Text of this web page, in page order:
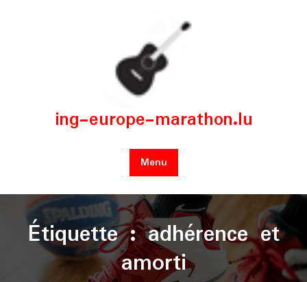
ing-europe-marathon.lu
Menu
Étiquette :adhérence et
amorti